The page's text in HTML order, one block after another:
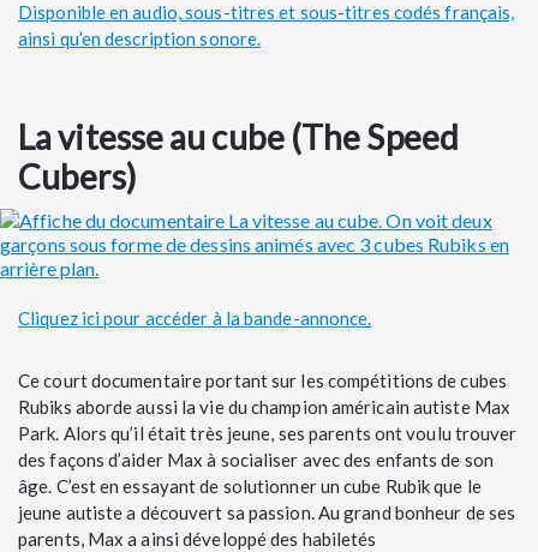
Disponible en audio, sous-titres et sous-titres codés français,
ainsi qu’en description sonore.
La vitesse au cube (The Speed
Cubers)
Cliquez ici pour accéder à la bande-annonce.
Ce court documentaire portant sur les compétitions de cubes
Rubiks aborde aussi la vie du champion américain autiste Max
Park. Alors qu’il était très jeune, ses parents ont voulu trouver
des façons d’aider Max à socialiser avec des enfants de son
âge. C’est en essayant de solutionner un cube Rubik que le
jeune autiste a découvert sa passion. Au grand bonheur de ses
parents, Max a ainsi développé des habiletés